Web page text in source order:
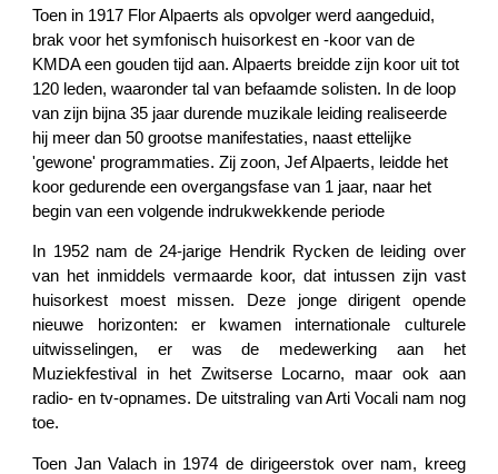
Toen in 1917 Flor Alpaerts als opvolger werd aangeduid,
brak voor het symfonisch huisorkest en -koor van de
KMDA een gouden tijd aan. Alpaerts breidde zijn koor uit tot
120 leden, waaronder tal van befaamde solisten. In de loop
van zijn bijna 35 jaar durende muzikale leiding realiseerde
hij meer dan 50 grootse manifestaties, naast ettelijke
'gewone' programmaties. Zij zoon, Jef Alpaerts, leidde het
koor gedurende een overgangsfase van 1 jaar, naar het
begin van een volgende indrukwekkende periode
In 1952 nam de 24-jarige Hendrik Rycken de leiding over
van het inmiddels vermaarde koor, dat intussen zijn vast
huisorkest moest missen. Deze jonge dirigent opende
nieuwe horizonten: er kwamen internationale culturele
uitwisselingen, er was de medewerking aan het
Muziekfestival in het Zwitserse Locarno, maar ook aan
radio- en tv-opnames. De uitstraling van Arti Vocali nam nog
toe.
Toen Jan Valach in 1974 de dirigeerstok over nam, kreeg